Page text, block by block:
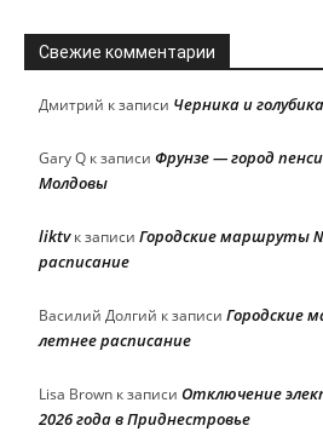
Свежие комментарии
Дмитрий к записи Черника и
Gary Q к записи Фрунзе — город
Молдовы
liktvк записи Городские маршруты
расписание
Василий Долгий к записи Городские
летнее расписание
Lisa Brown к записи Отключение
2026 года в Приднестровье